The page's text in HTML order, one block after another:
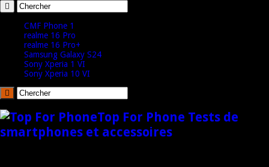
CMF Phone 1
realme 16 Pro
realme 16 Pro+
Samsung Galaxy S24
Sony Xperia 1 VI
Sony Xperia 10 VI
Top For Phone Tests de
smartphones et accessoires